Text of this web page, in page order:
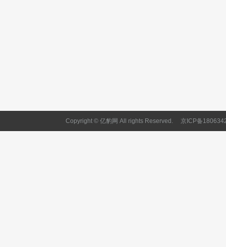
Copyright © 亿豹网 All rights Reserved. 京ICP备